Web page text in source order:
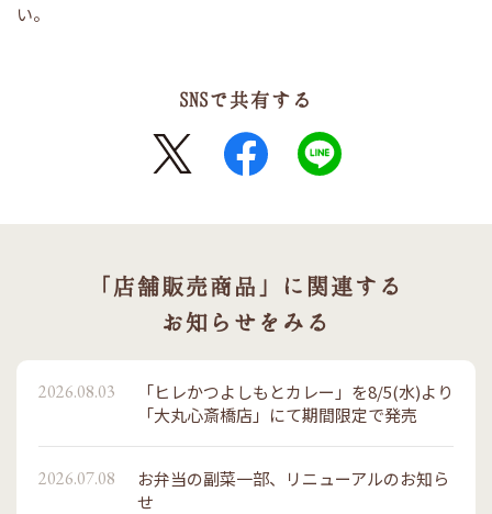
い。
SNSで共有する
FaceBook
「店舗販売商品」に関連する
お知らせをみる
2026.08.03
「ヒレかつよしもとカレー」を8/5(水)より
「大丸心斎橋店」にて期間限定で発売
2026.07.08
お弁当の副菜一部、リニューアルのお知ら
せ